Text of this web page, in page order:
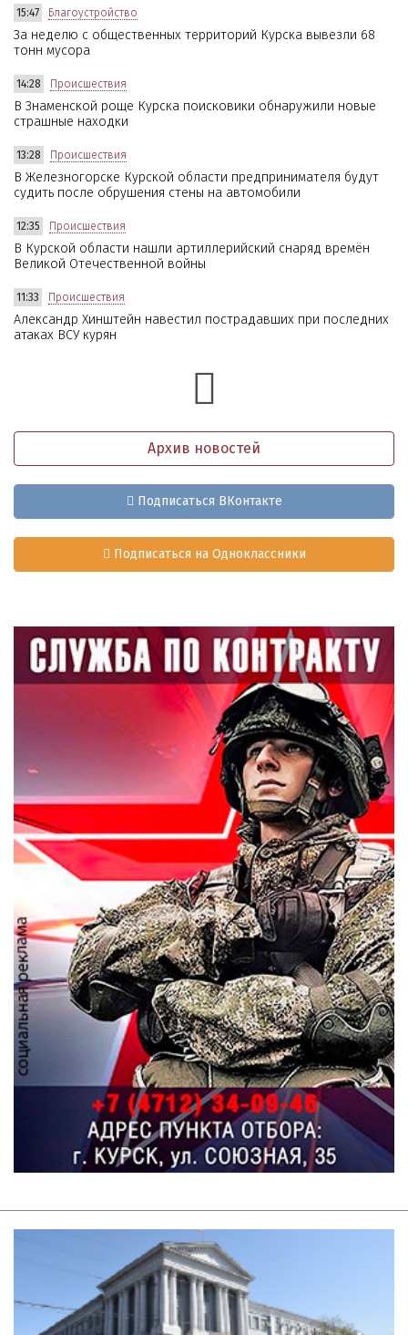
15:47 Благоустройство
За неделю с общественных территорий Курска вывезли 68
тонн мусора
14:28 Происшествия
В Знаменской роще Курска поисковики обнаружили новые
страшные находки
13:28 Происшествия
В Железногорске Курской области предпринимателя будут
судить после обрушения стены на автомобили
12:35 Происшествия
В Курской области нашли артиллерийский снаряд времён
Великой Отечественной войны
11:33 Происшествия
Александр Хинштейн навестил пострадавших при последних
атаках ВСУ курян
Архив новостей
Подписаться ВКонтакте
Подписаться на Одноклассники